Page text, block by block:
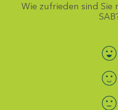
Wie zufrieden sind Sie